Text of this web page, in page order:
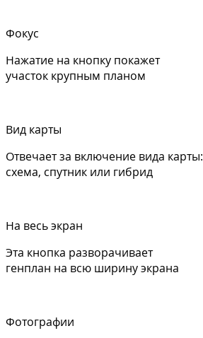
Фокус
Нажатие на кнопку покажет
участок крупным планом
Вид карты
Отвечает за включение вида карты:
схема, спутник или гибрид
На весь экран
Эта кнопка разворачивает
генплан на всю ширину экрана
Фотографии